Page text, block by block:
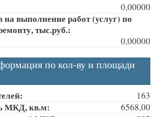
0,00000
на выполнение работ (услуг) по
тыс.руб.:
0,00000
по кол-ву и площади
163
МКД, кв.м: 6568,00